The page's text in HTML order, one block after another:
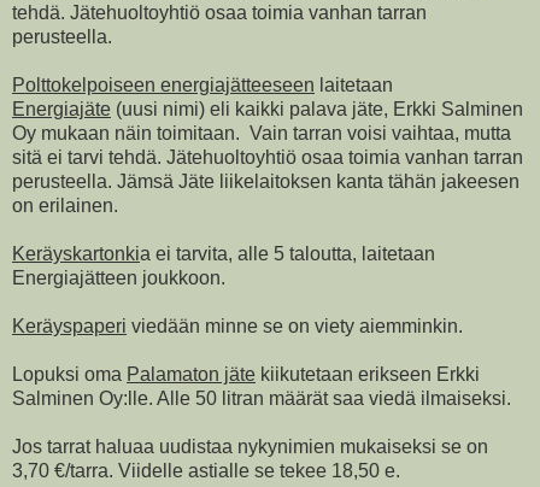
tehdä. Jätehuoltoyhtiö osaa toimia vanhan tarran
perusteella.
Polttokelpoiseen energiajätteeseen laitetaan
Energiajäte (uusi nimi) eli kaikki palava jäte, Erkki Salminen
Oy mukaan näin toimitaan. Vain tarran voisi vaihtaa, mutta
sitä ei tarvi tehdä. Jätehuoltoyhtiö osaa toimia vanhan tarran
perusteella. Jämsä Jäte liikelaitoksen kanta tähän jakeesen
on erilainen.
Keräyskartonkia ei tarvita, alle 5 taloutta, laitetaan
Energiajätteen joukkoon.
Keräyspaperi viedään minne se on viety aiemminkin.
Lopuksi oma Palamaton jäte kiikutetaan erikseen Erkki
Salminen Oy:lle. Alle 50 litran määrät saa viedä ilmaiseksi.
Jos tarrat haluaa uudistaa nykynimien mukaiseksi se on
3,70 €/tarra. Viidelle astialle se tekee 18,50 e.